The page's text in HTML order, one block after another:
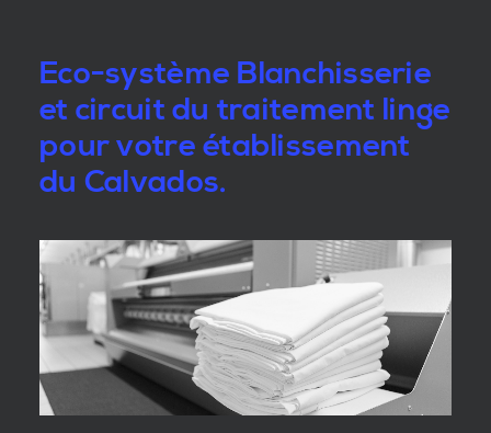
Eco-système Blanchisserie
et circuit du traitement linge
pour votre établissement
du Calvados.